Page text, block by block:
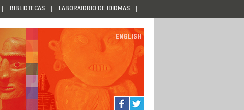
BIBLIOTECAS LABORATORIO DE IDIOMAS
.
.
.